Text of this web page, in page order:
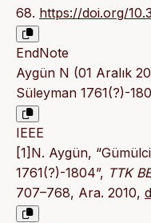
68. https://doi.org/
EndNote
Aygün N (01 Aralık
Süleyman 1761(?)-
IEEE
[1]N. Aygün,
1761(?)-1804”, TTK
707–768, Ara. 2010,